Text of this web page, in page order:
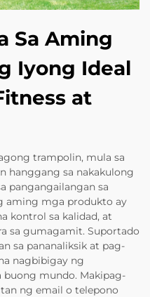
Sa Aming
Iyong Ideal
at
trampolin, mula sa
hanggang sa nakakulong
pangangailangan sa
aming mga produkto ay
kontrol sa kalidad, at
sa gumagamit. Suportado
sa pananaliksik at pag-
nagbibigay ng
mundo. Makipag-
ng email o telepono